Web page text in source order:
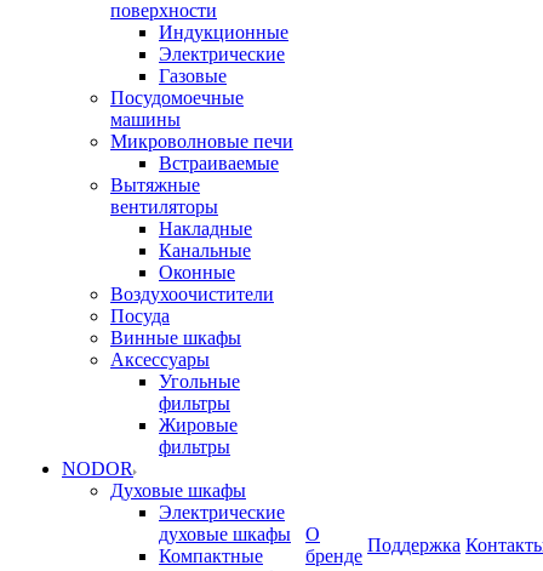
поверхности
Индукционные
Электрические
Газовые
Посудомоечные
машины
Микроволновые печи
Встраиваемые
Вытяжные
вентиляторы
Накладные
Канальные
Оконные
Воздухоочистители
Посуда
Винные шкафы
Аксессуары
Угольные
фильтры
Жировые
фильтры
NODOR
Духовые шкафы
Электрические
духовые шкафы
Компактные
О
бренде
Поддержка